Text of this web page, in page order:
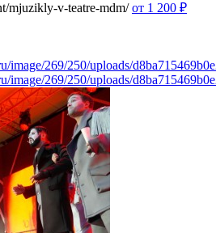
mjuzikly-v-teatre-mdm/ от 1 200 ₽
image/269/250/uploads/
image/269/250/uploads/